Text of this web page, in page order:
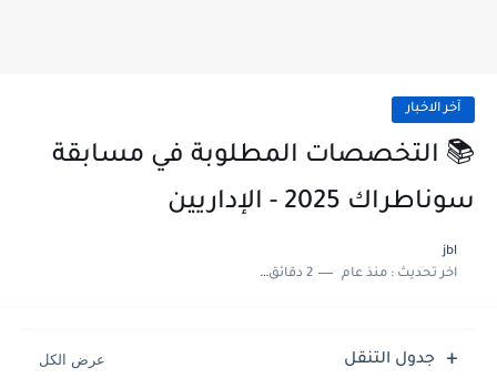
آخر الاخبار
📚 التخصصات المطلوبة في مسابقة
سوناطراك 2025 - الإداريين
jbl
اخر تحديث :منذ عام 2 دقائق للقراءة
جدول التنقل